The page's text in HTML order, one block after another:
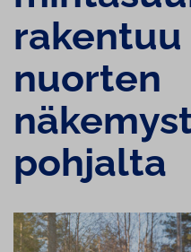
rakentuu
nuorten
pohjalta